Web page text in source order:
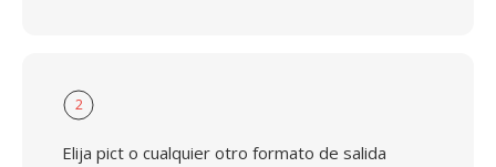
2
Elija pict o cualquier otro formato de salida